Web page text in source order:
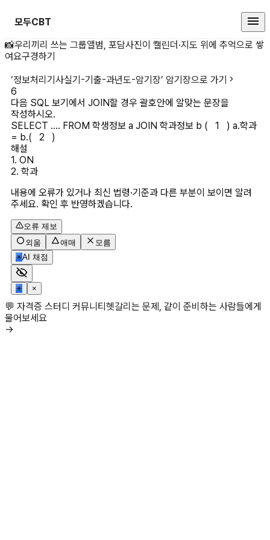
모두CBT
다음 SQL 보기에서 JOIN할 경우
📸우리끼리 쓰는 그룹앨범, 포담사진이 캘린더·지도 위에 추억으로 쌓
여요구경하기
‘정보처리기사실기-기출-과년도-암기장’ 암기장으로 가기
6
다음 SQL 보기에서 JOIN할 경우 괄호안에 알맞는 문장을
작성하시오.
SELECT .... FROM 학생정보 a JOIN 학과정보 b (   1   ) a.학과
= b.(   2   )
해설
1. ON
2. 학과
내용에 오류가 있거나 최신 법령·기준과 다른 부분이 보이면 알려
주세요. 확인 후 반영하겠습니다.
오류 제보
외움
애매
모름
✳AI 채점
✳ ×
💬 자격증 스터디 커뮤니티헷갈리는 문제, 같이 준비하는 사람들에게
물어보세요
→